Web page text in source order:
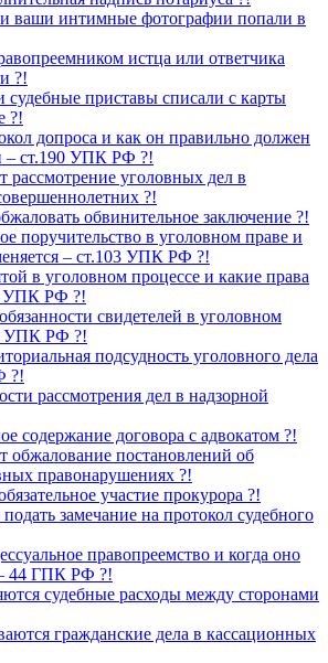
ваши интимные фотографии попали в
истца или ответчика
?!
судебные приставы списали с карты
?!
допроса и как он правильно должен
– ст.190 УПК РФ ?!
рассмотрение уголовных дел в
?!
обвинительное заключение ?!
поручительство в уголовном праве и
– ст.103 УПК РФ ?!
в уголовном процессе и какие права
УПК РФ ?!
свидетелей в уголовном
УПК РФ ?!
подсудность уголовного дела
?!
рассмотрения дел в надзорной
содержание договора с адвокатом ?!
обжалование постановлений об
правонарушениях ?!
участие прокурора ?!
замечание на протокол судебного
правопреемство и когда оно
44 ГПК РФ ?!
судебные расходы между сторонами
гражданские дела в кассационных